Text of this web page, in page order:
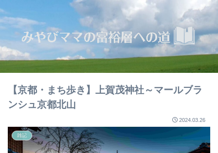
【京都・まち歩き】上賀茂神社～マールブラ
ンシュ京都北山
2024.03.26
雑記